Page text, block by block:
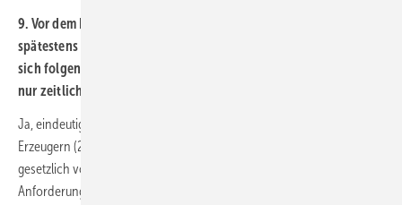
9. Vor dem Hintergrund, dass alle Heizungen in Deutschland bis
spätestens 2045 klimaneutral Wärme erzeugen müssen, stellt
sich folgende Frage: Sollte der fossile Anteil bei Hybridanlagen
nur zeitlich befristet zugelassen werden?
Ja, eindeutig sollten die angedachten Nutzungsdauern von fossilen
Erzeugern (20 Jahre, 15 Jahre) zur Begrenzung hybrider Systeme
gesetzlich vorgeschrieben und eigentlich noch verkürzt und damit die
Anforderung verschärft werden.